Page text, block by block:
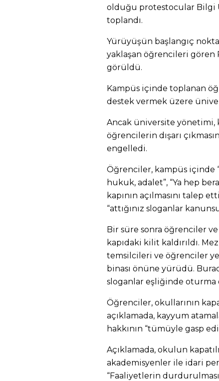
olduğu protestocular Bilgi
toplandı.
Yürüyüşün başlangıç
yaklaşan öğrencileri gören
görüldü.
Kampüs içinde toplanan
destek vermek üzere
Ancak üniversite yönetimi,
öğrencilerin dışarı
engelledi.
Öğrenciler, kampüs içinde
hukuk, adalet”, “Ya hep
kapının açılmasını talep
“attığınız sloganlar
Bir süre sonra öğrenciler
kapıdaki kilit kaldırıldı.
temsilcileri ve öğrenciler
binası önüne yürüdü.
sloganlar eşliğinde oturma
Öğrenciler, okullarının
açıklamada, kayyum
hakkının “tümüyle gasp
Açıklamada, okulun
akademisyenler ile idari
“Faaliyetlerin